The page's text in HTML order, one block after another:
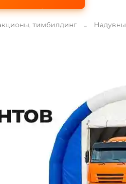
тимбилдинг